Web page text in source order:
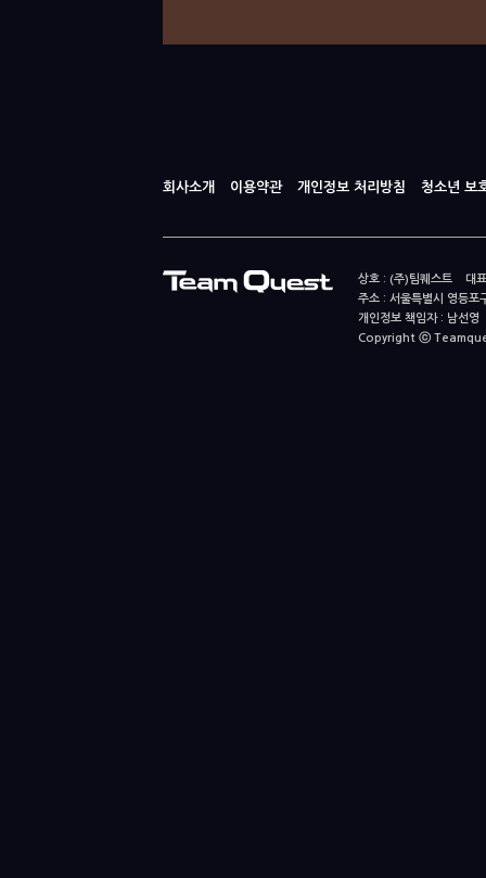
회사소개 이용약관 개인정보 처리방침 청소년 보
상호 : (주)팀퀘스트 대
주소 : 서울특별시 영등
개인정보 책임자 : 남
Copyright ⓒ